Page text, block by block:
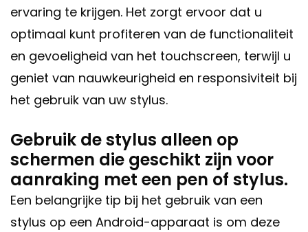
ervaring te krijgen. Het zorgt ervoor dat u
optimaal kunt profiteren van de functionaliteit
en gevoeligheid van het touchscreen, terwijl u
geniet van nauwkeurigheid en responsiviteit bij
het gebruik van uw stylus.
Gebruik de stylus alleen op
schermen die geschikt zijn voor
aanraking met een pen of stylus.
Een belangrijke tip bij het gebruik van een
stylus op een Android-apparaat is om deze